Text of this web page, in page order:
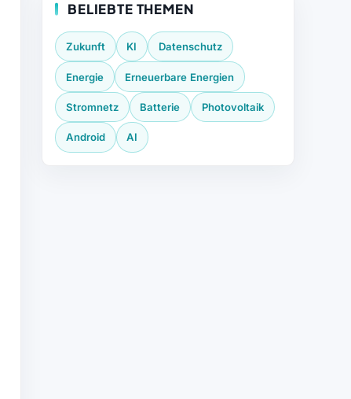
BELIEBTE THEMEN
Zukunft KI Datenschutz
Energie Erneuerbare Energien
Stromnetz Batterie Photovoltaik
Android AI